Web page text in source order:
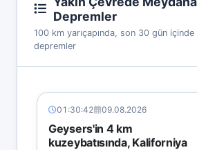
Depremler
100 km yarıçapında, son 30 gün
depremler
01:30:42 09.08.2026
Geysers'in 4 km
kuzeybatısında, Kaliforniya